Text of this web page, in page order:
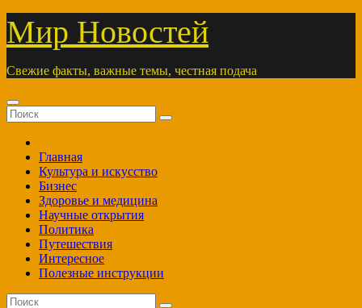
Перейти
содержимому
Мир Новостей
Свежие факты, важные темы, честная подача
Главная
Культура и искусство
Бизнес
Здоровье и медицина
Научные открытия
Политика
Путешествия
Интересное
Полезные инструкции